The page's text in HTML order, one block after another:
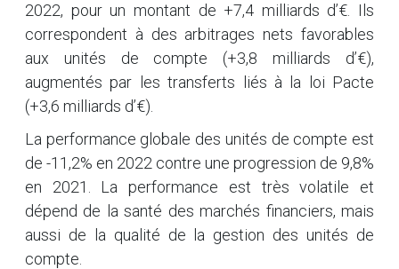
2022, pour un montant de +7,4 milliards d’€. Ils
correspondent à des arbitrages nets favorables
aux unités de compte (+3,8 milliards d’€),
augmentés par les transferts liés à la loi Pacte
(+3,6 milliards d’€).
La performance globale des unités de compte est
de -11,2% en 2022 contre une progression de 9,8%
en 2021. La performance est très volatile et
dépend de la santé des marchés financiers, mais
aussi de la qualité de la gestion des unités de
compte.